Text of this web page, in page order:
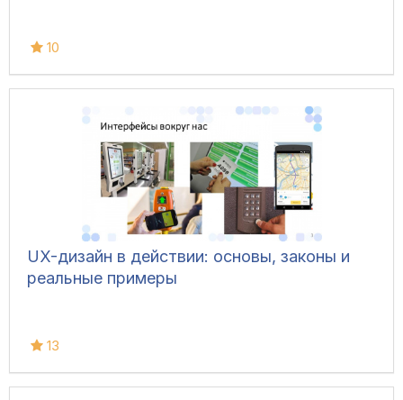
10
UX-дизайн в действии: основы, законы и
реальные примеры
13